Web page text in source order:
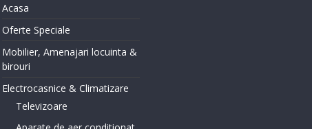
Acasa
Oferte Speciale
Mobilier, Amenajari locuinta &
birouri
Electrocasnice & Climatizare
Televizoare